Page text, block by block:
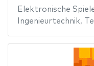
Elektronische
Ingenieurtechnik,